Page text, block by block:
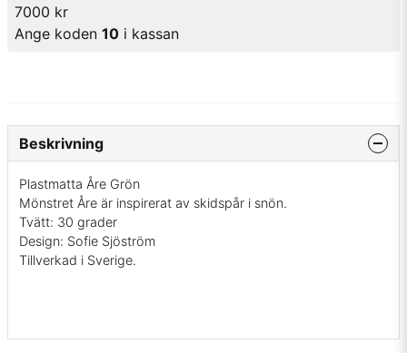
7000 kr
Ange koden 10 i kassan
Beskrivning
Plastmatta Åre Grön
Mönstret Åre är inspirerat av skidspår i snön.
Tvätt: 30 grader
Design: Sofie Sjöström
Tillverkad i Sverige.